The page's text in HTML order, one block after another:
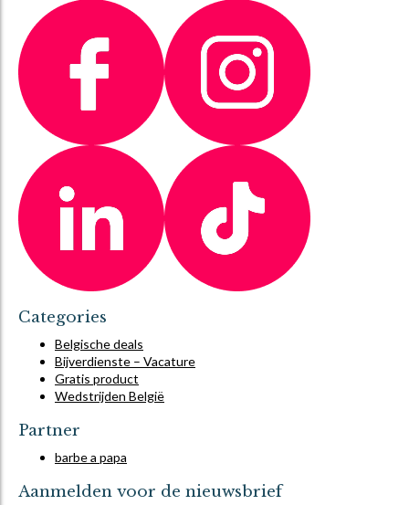
Categories
Belgische deals
Bijverdienste – Vacature
Gratis product
Wedstrijden België
Partner
barbe a papa
Aanmelden voor de nieuwsbrief